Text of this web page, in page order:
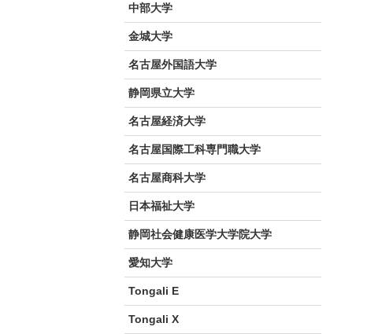
中部大学
金城大学
名古屋外国語大学
静岡県立大学
名古屋経済大学
名古屋国際工科専門職大学
名古屋商科大学
日本福祉大学
静岡社会健康医学大学院大学
愛知大学
Tongali E
Tongali X